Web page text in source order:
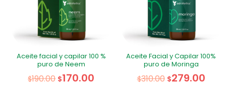
Aceite facial y capilar 100 %
puro de Neem
$190.00 $170.00
Aceite Facial y Capilar 100%
puro de Moringa
$310.00 $279.00